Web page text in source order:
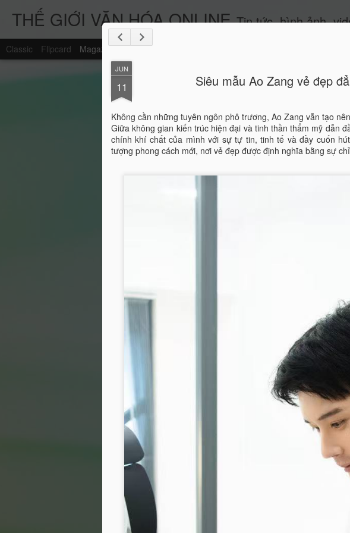
JUN
11 Siêu mẫu Ao Zang vẻ đẹp
Không cần những tuyên ngôn phô trương, Ao Zang vẫn tạo
Giữa không gian kiến trúc hiện đại và tinh thần thẩm mỹ dẫn
chính khí chất của mình với sự tự tin, tinh tế và đầy cuốn
tượng phong cách mới, nơi vẻ đẹp được định nghĩa bằng sự
THẾ GIỚI VĂN HÓA ONLINE Tin tức, hình ảnh,
Classic Flipcard Magazine Mosaic